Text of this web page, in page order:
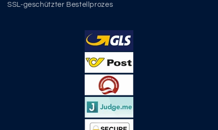
SSL-geschützter Bestellprozes